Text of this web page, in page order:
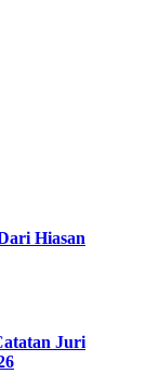
Hiasan
Juri